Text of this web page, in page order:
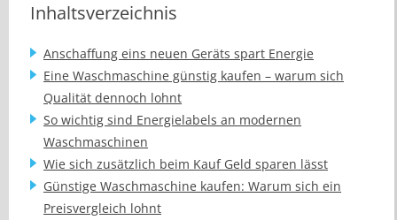
Inhaltsverzeichnis
Anschaffung eins neuen Geräts spart Energie
Eine Waschmaschine günstig kaufen – warum sich
Qualität dennoch lohnt
So wichtig sind Energielabels an modernen
Waschmaschinen
Wie sich zusätzlich beim Kauf Geld sparen lässt
Günstige Waschmaschine kaufen: Warum sich ein
Preisvergleich lohnt